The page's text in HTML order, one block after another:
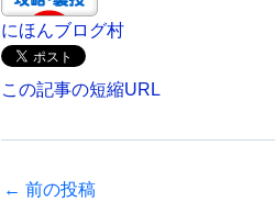
にほんブログ村
この記事の短縮URL
← 前の投稿